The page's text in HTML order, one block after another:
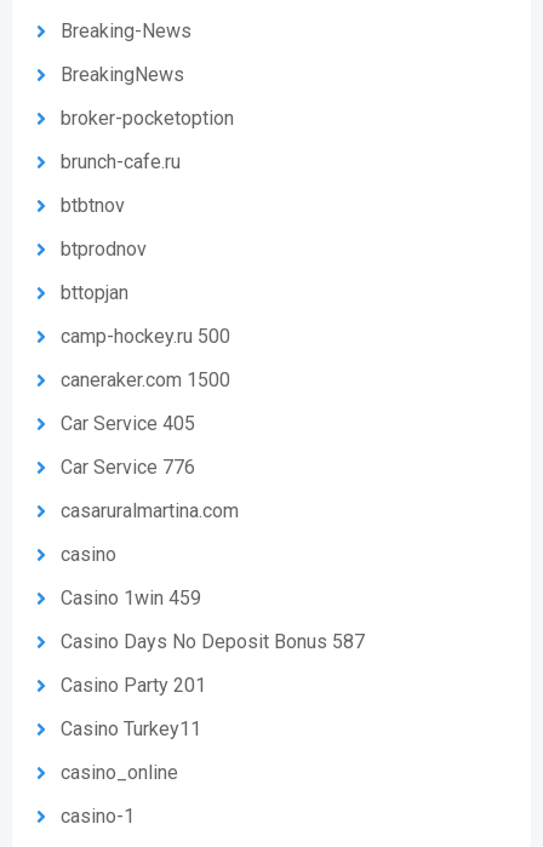
Breaking-News
BreakingNews
broker-pocketoption
brunch-cafe.ru
btbtnov
btprodnov
bttopjan
camp-hockey.ru 500
caneraker.com 1500
Car Service 405
Car Service 776
casaruralmartina.com
casino
Casino 1win 459
Casino Days No Deposit Bonus 587
Casino Party 201
Casino Turkey11
casino_online
casino-1